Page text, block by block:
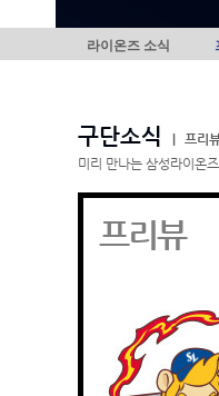
라이온즈 소식
구단소식
프리
미리 만나는 삼성라이온
프리뷰